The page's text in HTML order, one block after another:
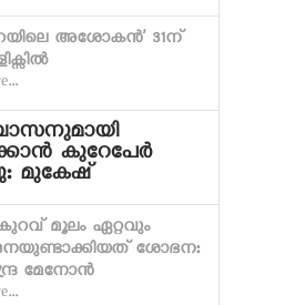
അശോകന്‍’ 31ന്
കുറേപേര്‍
മുകേഷ്
മൂലം ഏറ്റവും
ശോഭന:
മേനോന്‍